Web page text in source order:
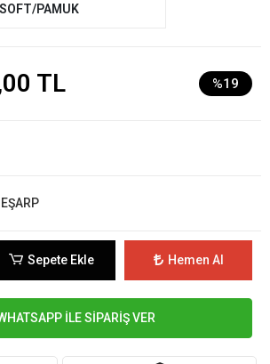
PAMUK
TL %19
Sepete Ekle Hemen Al
İLE SİPARİŞ VER